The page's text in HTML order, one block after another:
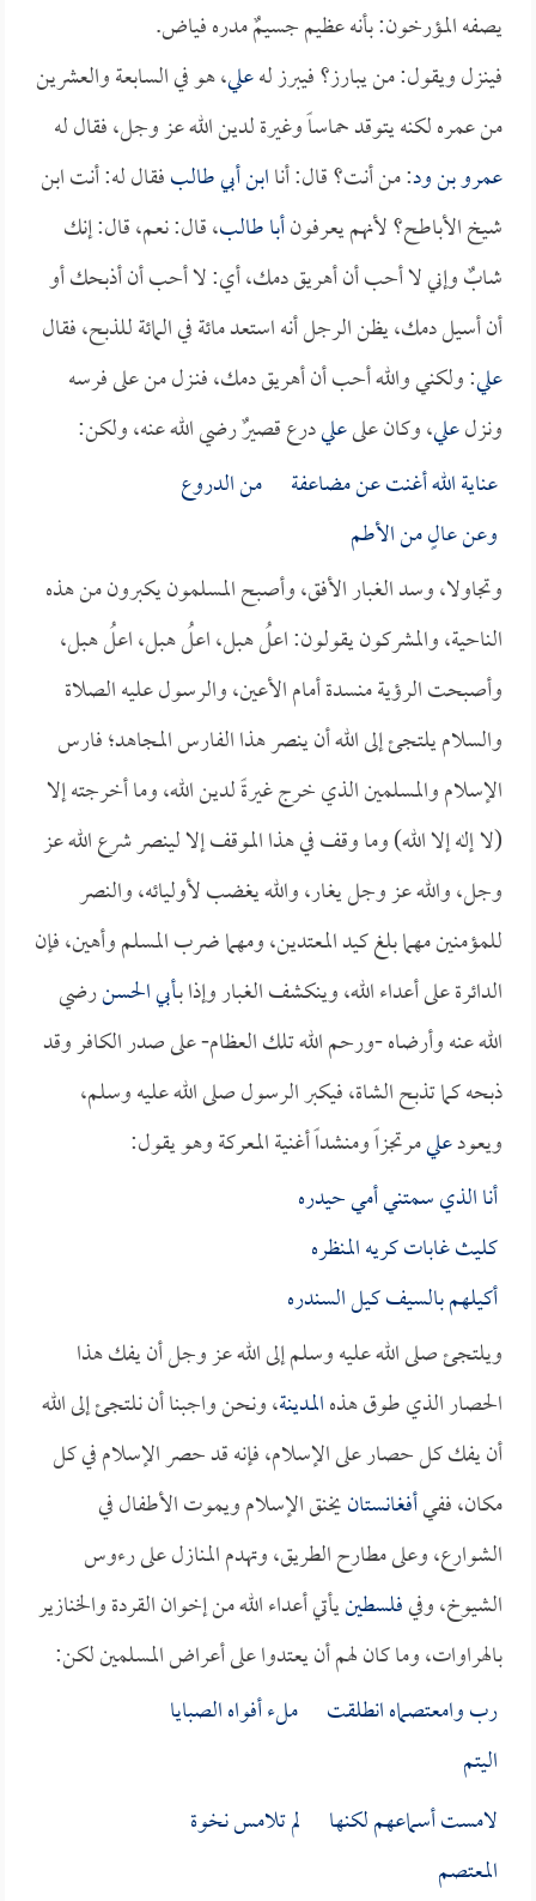
يصفه المؤرخون: بأنه عظيم جسيمٌ مدره فياض.
فينزل ويقول: من يبارز؟ فيبرز لهعلي، هو في السابعة والعشرين
من عمره لكنه يتوقد حماساً وغيرة لدين الله عز وجل، فقال له
عمرو بن ود: من أنت؟ قال: أناابن أبي طالبفقال له: أنت ابن
شيخ الأباطح؟ لأنهم يعرفونأبا طالب، قال: نعم، قال: إنك
شابٌ وإني لا أحب أن أهريق دمك، أي: لا أحب أن أذبحك أو
أن أسيل دمك، يظن الرجل أنه استعد مائة في المائة للذبح، فقال
علي: ولكني والله أحب أن أهريق دمك، فنـزل من على فرسه
ونزلعلي، وكان علىعليدرع قصيرٌ رضي الله عنه، ولكن:
عناية الله أغنت عن مضاعفة من الدروع
وعن عالٍ من الأطم
وتجاولا، وسد الغبار الأفق، وأصبح المسلمون يكبرون من هذه
الناحية، والمشركون يقولون: اعلُ هبل، اعلُ هبل، اعلُ هبل،
وأصبحت الرؤية منسدة أمام الأعين، والرسول عليه الصلاة
والسلام يلتجئ إلى الله أن ينصر هذا الفارس المجاهد؛ فارس
الإسلام والمسلمين الذي خرج غيرةً لدين الله، وما أخرجته إلا
(لا إله إلا الله) وما وقف في هذا الموقف إلا لينصر شرع الله عز
وجل، والله عز وجل يغار، والله يغضب لأوليائه، والنصر
للمؤمنين مهما بلغ كيد المعتدين، ومهما ضرب المسلم وأهين، فإن
الدائرة على أعداء الله، وينكشف الغبار وإذا بـأبي الحسنرضي
الله عنه وأرضاه -ورحم الله تلك العظام- على صدر الكافر وقد
ذبحه كما تذبح الشاة، فيكبر الرسول صلى الله عليه وسلم،
ويعودعليمرتجزاً ومنشداً أغنية المعركة وهو يقول:
أنا الذي سمتني أمي حيدره
كليث غابات كريه المنظره
أكيلهم بالسيف كيل السندره
ويلتجئ صلى الله عليه وسلم إلى الله عز وجل أن يفك هذا
الحصار الذي طوق هذهالمدينة، ونحن واجبنا أن نلتجئ إلى الله
أن يفك كل حصار على الإسلام، فإنه قد حصر الإسلام في كل
مكان، ففيأفغانستانيخنق الإسلام ويموت الأطفال في
الشوارع، وعلى مطارح الطريق، وتهدم المنازل على رءوس
الشيوخ، وفيفلسطينيأتي أعداء الله من إخوان القردة والخنازير
بالهراوات، وما كان لهم أن يعتدوا على أعراض المسلمين لكن:
رب وامعتصماه انطلقت ملء أفواه الصبايا
اليتم
لامست أسماعهم لكنها لم تلامس نخوة
المعتصم